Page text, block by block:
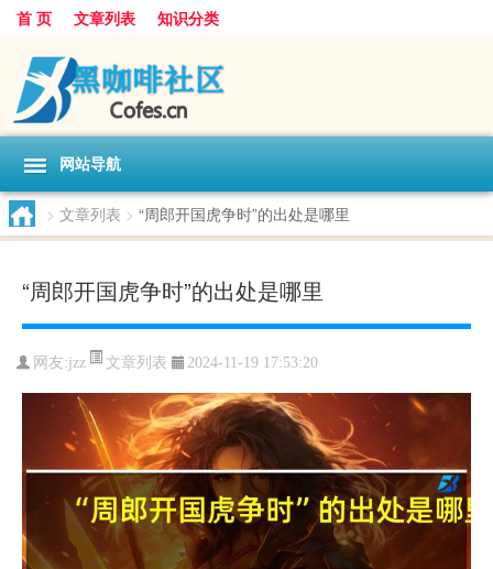
首 页 文章列表 知识分类
网站导航
> 文章列表 > “周郎开国虎争时”的出处是哪里
“周郎开国虎争时”的出处是哪里
网友:jzz 文章列表 2024-11-19 17:53:20